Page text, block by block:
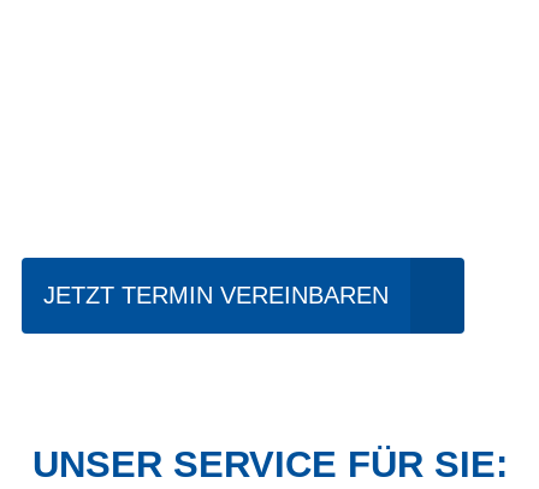
JETZT TERMIN VEREINBAREN
UNSER SERVICE FÜR SIE: